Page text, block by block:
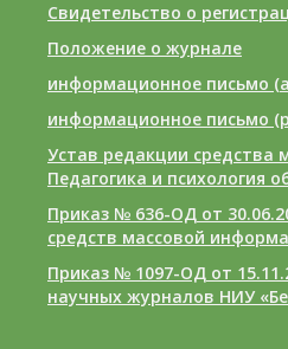
Свидетельство о
Положение о журнале
информационное письмо
информационное письмо
Устав редакции средства
Педагогика и психология
Приказ № 636-ОД от
средств массовой
Приказ № 1097-ОД от
научных журналов НИУ